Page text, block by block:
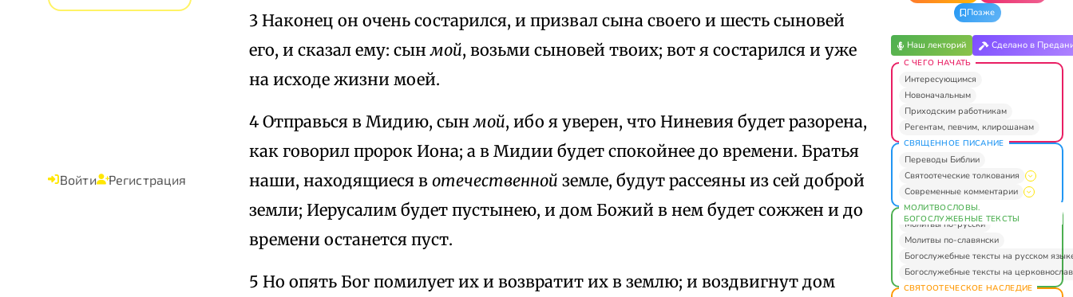
Войти Регистрация
3 Наконец он очень состарился, и призвал сына своего и шесть сыновей
его, и сказал ему: сынмой, возьми сыновей твоих; вот я состарился и уже
на исходе жизни моей.
4 Отправься в Мидию, сынмой, ибо я уверен, что Ниневия будет разорена,
как говорил пророк Иона; а в Мидии будет спокойнее до времени. Братья
наши, находящиеся в отечественной земле, будут рассеяны из сей доброй
земли; Иерусалим будет пустынею, и дом Божий в нем будет сожжен и до
времени останется пуст.
5 Но опять Бог помилует их и возвратит их в землю; и воздвигнут дом
Позже
Наш лекторий Сделано в
С ЧЕГО НАЧАТЬ
Интересующимся
Новоначальным
Приходским работникам
Регентам, певчим, клирошанам
СВЯЩЕННОЕ ПИСАНИЕ
Переводы Библии
Святоотеческие толкования
Современные комментарии
МОЛИТВОСЛОВЫ.
БОГОСЛУЖЕБНЫЕ ТЕКСТЫ
Молитвы по-русски
Молитвы по-славянски
Богослужебные тексты на русском
Богослужебные тексты на
СВЯТООТЕЧЕСКОЕ НАСЛЕДИЕ